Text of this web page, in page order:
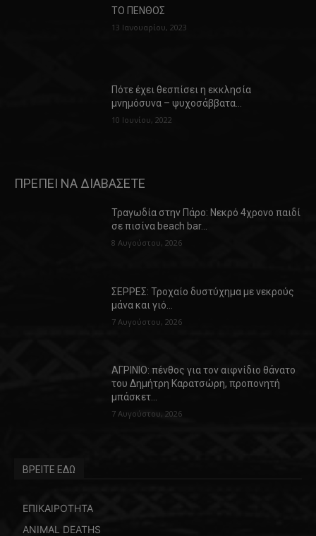
ΤΟ ΠΕΝΘΟΣ
13 Ιανουαρίου, 2023
Πότε έχει θεσπίσει η εκκλησία
μνημόσυνα – ψυχοσάββατα…
10 Ιουνίου, 2022
ΠΡΕΠΕΙ ΝΑ ΔΙΑΒΑΣΕΤΕ
Τραγωδία στην Πάρο: Νεκρό 4χρονο παιδί
σε πισίνα beach bar…
8 Αυγούστου, 2026
ΣΕΡΡΕΣ: Τροχαίο δυστύχημα με νεκρούς
μάνα και γιό…
7 Αυγούστου, 2026
ΑΓΡΙΝΙΟ: πένθος για τον αιφνίδιο θάνατο
του Δημήτρη Καρατσώρη, προπονητή
μπάσκετ…
7 Αυγούστου, 2026
ΒΡΕΙΤΕ ΕΔΩ
ΕΠΙΚΑΙΡΟΤΗΤΑ
ANIMAL DEATHS